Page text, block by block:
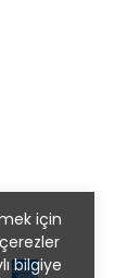
için
bilgiye